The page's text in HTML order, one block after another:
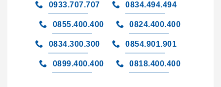
0933.707.707 0834.494.494
0855.400.400 0824.400.400
0834.300.300 0854.901.901
0899.400.400 0818.400.400